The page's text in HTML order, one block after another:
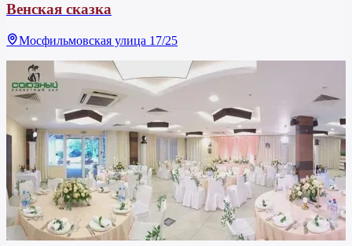
Венская сказка
Мосфильмовская улица 17/25